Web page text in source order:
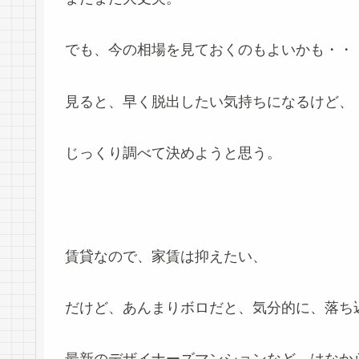
でも、今の相場を見ておくのもよいかも・・
見ると、早く脱出したい気持ちになるけど、
じっくり調べて決めようと思う。
賃貸なので、家賃は抑えたい、
だけど、あんまりボロだと、気分的に、落ち